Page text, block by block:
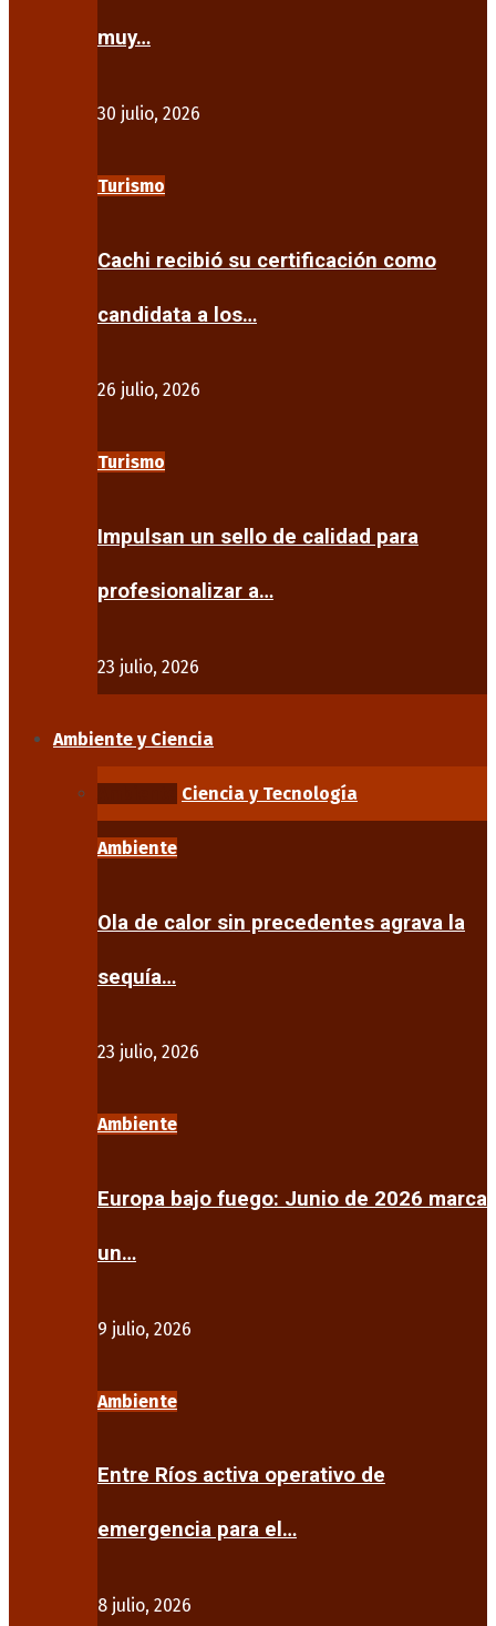
muy…
30 julio, 2026
Turismo
Cachi recibió su certificación como
candidata a los…
26 julio, 2026
Turismo
Impulsan un sello de calidad para
profesionalizar a…
23 julio, 2026
Ambiente y Ciencia
Ciencia y Tecnología
Ambiente
Ola de calor sin precedentes agrava la
sequía…
23 julio, 2026
Ambiente
Europa bajo fuego: Junio de 2026 marca
un…
9 julio, 2026
Ambiente
Entre Ríos activa operativo de
emergencia para el…
8 julio, 2026